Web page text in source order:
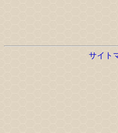
サイト